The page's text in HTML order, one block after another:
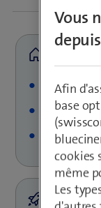
Nom de
Siège
Industrie:
Vous
Afin
base
cookies
même
Les